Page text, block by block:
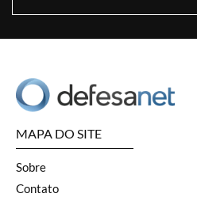
MAPA DO SITE
Sobre
Contato